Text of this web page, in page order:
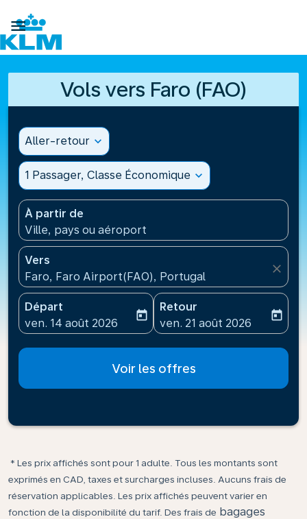

Vols vers Faro (FAO)
Aller-retour expand_more
1 Passager, Classe Économique expand_more
À partir de
Ville, pays ou aéroport
Vers
Faro, Faro Airport(FAO), Portugal
close
Départ
fc-booking-departure-date-aria-label
ven. 14 août 2026
today
Retour
fc-booking-return-date-
ven. 21 août 2026
today
Voir les offres
* Les prix affichés sont pour 1 adulte. Tous les montants sont
exprimés en CAD, taxes et surcharges incluses. Aucuns frais de
réservation applicables. Les prix affichés peuvent varier en
fonction de la disponibilité du tarif. Des frais de bagages